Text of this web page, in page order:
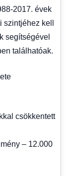
2017. évek
kell
segítségével
találhatóak.
csökkentett
– 12.000